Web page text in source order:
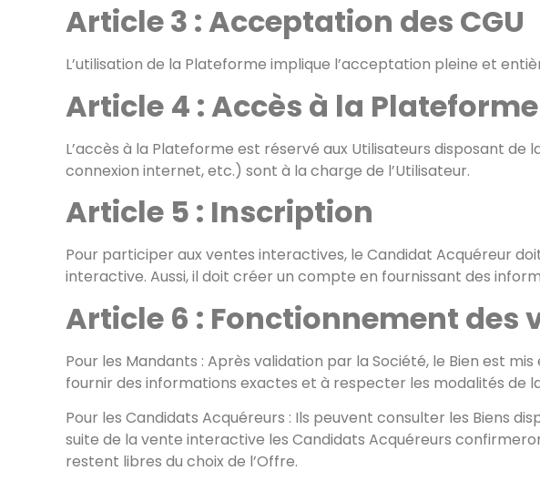
Article 3 : Acceptation des CGU
L’utilisation de la Plateforme implique l’acceptation pleine et
Article 4 : Accès à la Plateforme
L’accès à la Plateforme est réservé aux Utilisateurs disposant
connexion internet, etc.) sont à la charge de l’Utilisateur.
Article 5 : Inscription
Pour participer aux ventes interactives, le Candidat Acquéreur
interactive. Aussi, il doit créer un compte en fournissant des
Article 6 : Fonctionnement des
Pour les Mandants : Après validation par la Société, le Bien est
fournir des informations exactes et à respecter les modalités de
Pour les Candidats Acquéreurs : Ils peuvent consulter les Biens
suite de la vente interactive les Candidats Acquéreurs
restent libres du choix de l’Offre.